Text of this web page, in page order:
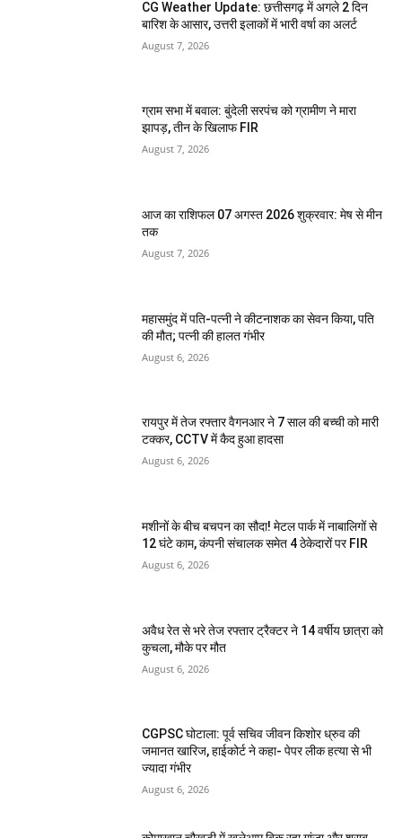
CG Weather Update: छत्तीसगढ़ में अगले 2 दिन
बारिश के आसार, उत्तरी इलाकों में भारी वर्षा का अलर्ट
August 7, 2026
ग्राम सभा में बवाल: बुंदेली सरपंच को ग्रामीण ने मारा
झापड़, तीन के खिलाफ FIR
August 7, 2026
आज का राशिफल 07 अगस्त 2026 शुक्रवार: मेष से मीन
तक
August 7, 2026
महासमुंद में पति-पत्नी ने कीटनाशक का सेवन किया, पति
की मौत; पत्नी की हालत गंभीर
August 6, 2026
रायपुर में तेज रफ्तार वैगनआर ने 7 साल की बच्ची को मारी
टक्कर, CCTV में कैद हुआ हादसा
August 6, 2026
मशीनों के बीच बचपन का सौदा! मेटल पार्क में नाबालिगों से
12 घंटे काम, कंपनी संचालक समेत 4 ठेकेदारों पर FIR
August 6, 2026
अवैध रेत से भरे तेज रफ्तार ट्रैक्टर ने 14 वर्षीय छात्रा को
कुचला, मौके पर मौत
August 6, 2026
CGPSC घोटाला: पूर्व सचिव जीवन किशोर ध्रुव की
जमानत खारिज, हाईकोर्ट ने कहा- पेपर लीक हत्या से भी
ज्यादा गंभीर
August 6, 2026